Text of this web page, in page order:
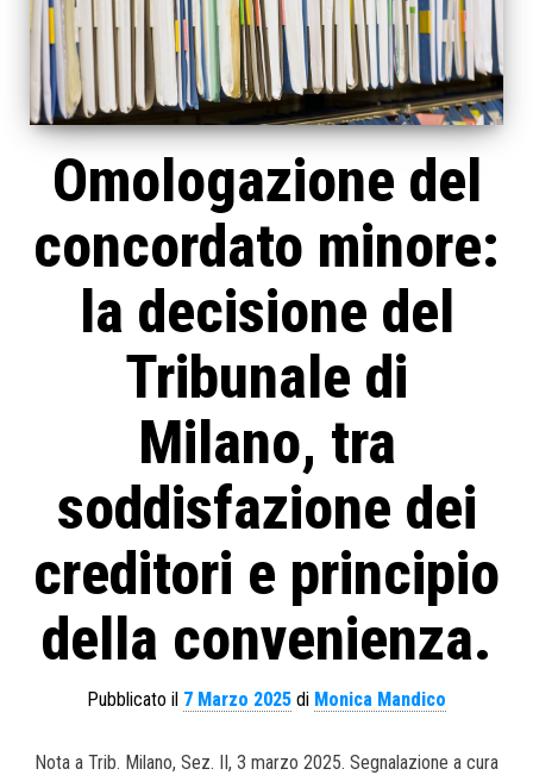
Omologazione del
concordato minore:
la decisione del
Tribunale di
Milano, tra
soddisfazione dei
creditori e principio
della convenienza.
Pubblicato il 7 Marzo 2025 di Monica Mandico
Nota a Trib. Milano, Sez. II, 3 marzo 2025. Segnalazione a cura